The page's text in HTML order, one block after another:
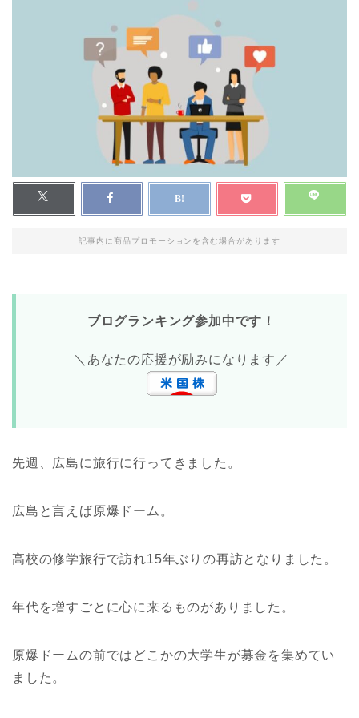
記事内に商品プロモーションを含む場合があります
ブログランキング参加中です！
＼あなたの応援が励みになります／
先週、広島に旅行に行ってきました。
広島と言えば原爆ドーム。
高校の修学旅行で訪れ15年ぶりの再訪となりました。
年代を増すごとに心に来るものがありました。
原爆ドームの前ではどこかの大学生が募金を集めてい
ました。